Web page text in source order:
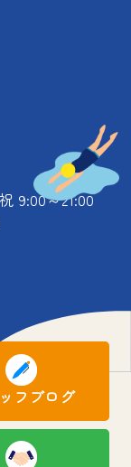
9:00～21:00
フブログ